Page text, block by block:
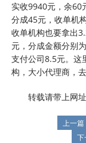
实收9940元，余60
分成45元，收单机
收单机构也要拿出
元，分成金额分别
支付公司8.5元。这
构，大小代理商，
转载请带上网
上一篇
下